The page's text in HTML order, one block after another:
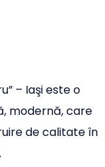
– Iaşi este o
modernă, care
de calitate în